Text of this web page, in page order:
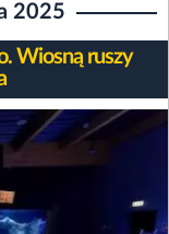
2025
Wiosną ruszy